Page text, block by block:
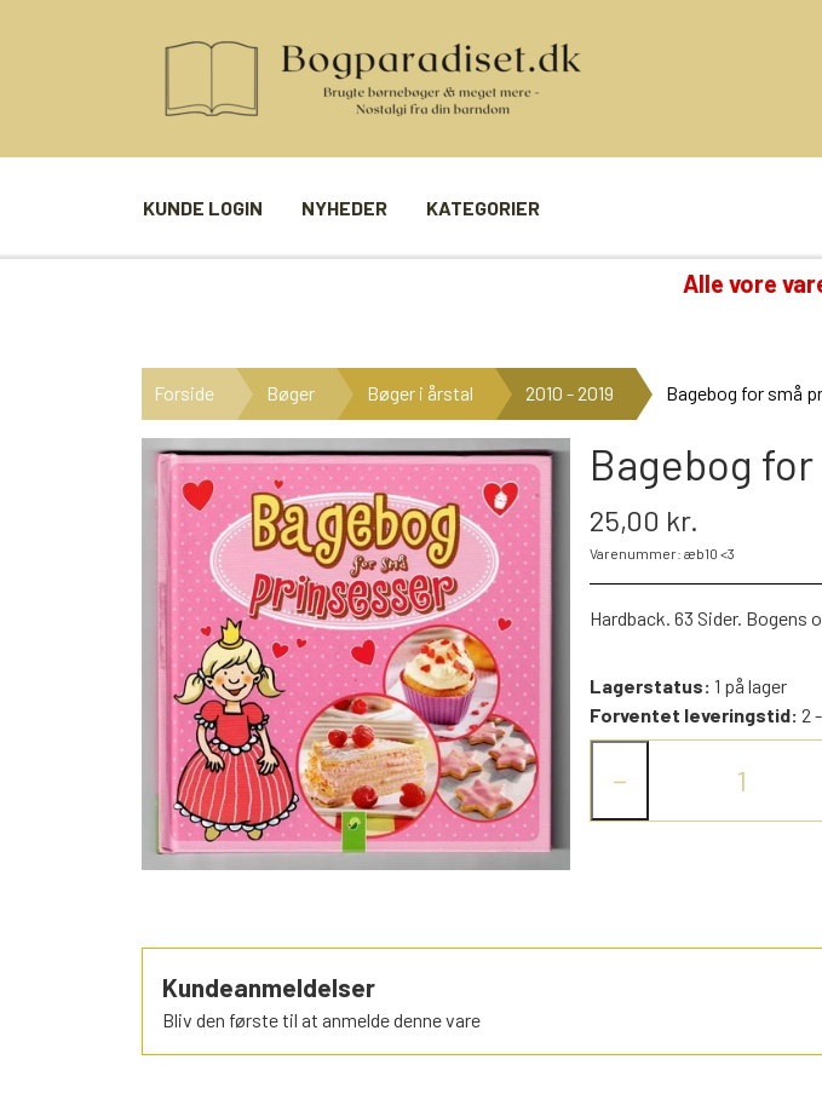
KUNDE LOGIN NYHEDER KATEGORIER
BØGER I SERIE
BØGER I ÅRSTAL
UDVALGTE FORFATTERE
BILLED- / LOTTERI
LUDO
SPILLEKORT
FIRKORT
SORTEPER
ÆSELSPIL
ALLE DE ANDRE SPIL
GAMMELT
KINDERÆG
MINI-
PEZ DISPENSERE
SMÅ FIGURER
TROLDE FIGURER
NYHEDER
Alle vore
Forside Bøger Bøger i årstal 2010 - 2019 Bagebog for små
Bagebog
25,00 kr.
Varenummer: æb10 <3
Hardback. 63 Sider.
Lagerstatus: 1 på lager
Forventet leveringstid: 2
−
Kundeanmeldelser
Bliv den første til at anmelde denne vare